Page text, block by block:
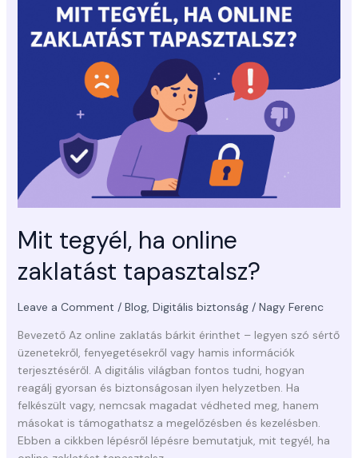
Mit tegyél, ha online
zaklatást tapasztalsz?
Leave a Comment / Blog, Digitális biztonság/ Nagy Ferenc
Bevezető Az online zaklatás bárkit érinthet – legyen szó sértő
üzenetekről, fenyegetésekről vagy hamis információk
terjesztéséről. A digitális világban fontos tudni, hogyan
reagálj gyorsan és biztonságosan ilyen helyzetben. Ha
felkészült vagy, nemcsak magadat védheted meg, hanem
másokat is támogathatsz a megelőzésben és kezelésben.
Ebben a cikkben lépésről lépésre bemutatjuk, mit tegyél, ha